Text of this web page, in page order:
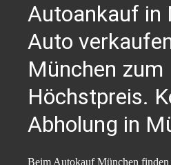
Autoankauf in
Auto
München zum
Höchstpreis.
Abholung in
Beim Autokauf München